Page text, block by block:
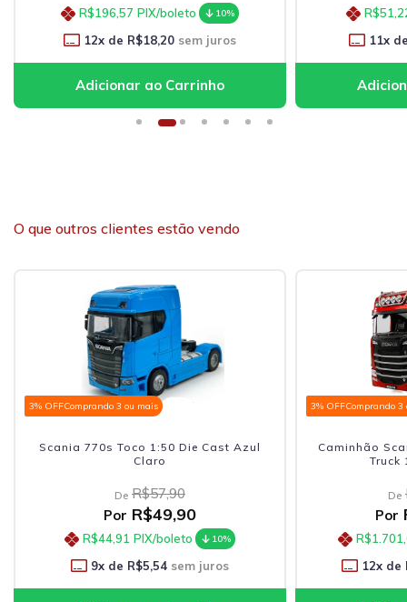
R$196,57 PIX/boleto 10%
12x de R$18,20 sem juros
11x
O que outros clientes estão vendo
3% OFFComprando 3 ou mais
Scania 770s Toco 1:50 Die Cast Azul
Claro
De R$57,90
Por R$49,90
R$44,91 PIX/boleto 10%
9x de R$5,54 sem juros
3% OFFComprando 3
Caminhão
Truck
De
Por
12x de